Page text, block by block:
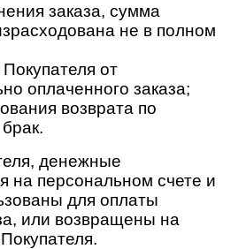
заказа, сумма
не в полном
от
оплаченного заказа;
возврата по
денежные
на персональном счете и
для оплаты
или возвращены на